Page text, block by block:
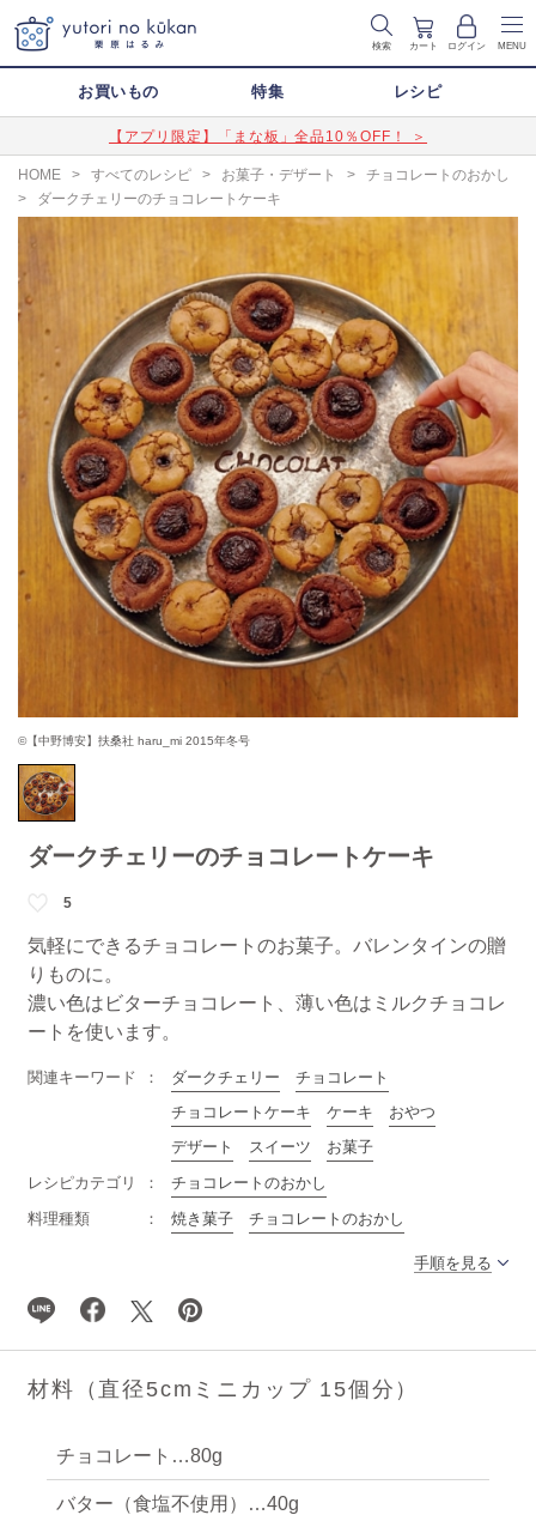
検索 カート ログイン MENU
お買いもの 特集 レシピ
【アプリ限定】「まな板」全品10％OFF！ ＞
HOME > すべてのレシピ > お菓子・デザート >
チョコレートのおかし
>
ダークチェリーのチョコレートケーキ
©【中野博安】扶桑社 haru_mi 2015年冬号
ダークチェリーのチョコレートケーキ
5
気軽にできるチョコレートのお菓子。バレンタインの贈
りものに。
濃い色はビターチョコレート、薄い色はミルクチョコレ
ートを使います。
関連キーワード ダークチェリー
チョコレート
チョコレートケーキ
ケーキ
おやつ
デザート
スイーツ
お菓子
レシピカテゴリ
チョコレートのおかし
料理種類
焼き菓子 チョコレートのおかし
手順を見る
材料（直径5cmミニカップ 15個分）
チョコレート…80g
バター（食塩不使用）…40g